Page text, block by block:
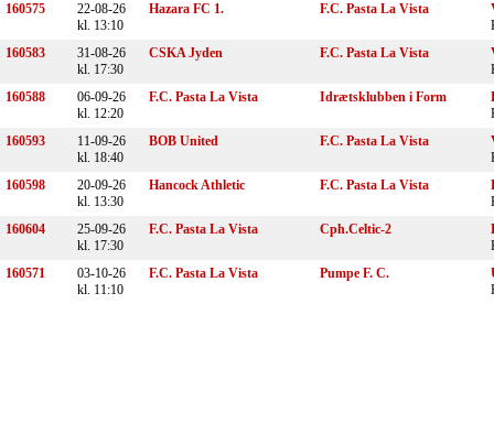
160575
22-08-26
kl. 13:10
Hazara FC 1. F.C. Pasta La Vista
160583
31-08-26
kl. 17:30
CSKA Jyden F.C. Pasta La Vista
160588
06-09-26
kl. 12:20
F.C. Pasta La Vista Idrætsklubben i Form
160593
11-09-26
kl. 18:40
BOB United F.C. Pasta La Vista
160598
20-09-26
kl. 13:30
Hancock Athletic F.C. Pasta La Vista
160604
25-09-26
kl. 17:30
F.C. Pasta La Vista Cph.Celtic-2
160571
03-10-26
kl. 11:10
F.C. Pasta La Vista Pumpe F. C.